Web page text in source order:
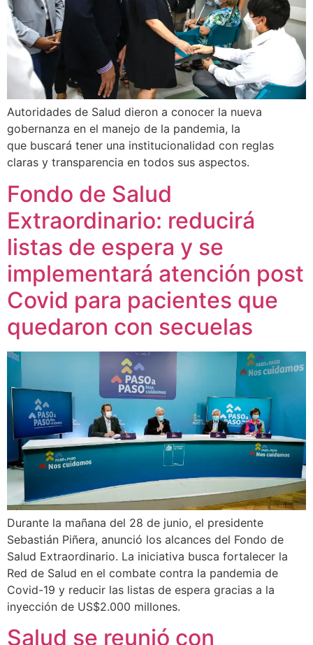
Autoridades de Salud dieron a conocer la nueva
gobernanza en el manejo de la pandemia, la
que buscará tener una institucionalidad con reglas
claras y transparencia en todos sus aspectos.
Fondo de Salud
Extraordinario: reducirá
listas de espera y se
implementará atención post
Covid para pacientes que
quedaron con secuelas
Durante la mañana del 28 de junio, el presidente
Sebastián Piñera, anunció los alcances del Fondo de
Salud Extraordinario. La iniciativa busca fortalecer la
Red de Salud en el combate contra la pandemia de
Covid-19 y reducir las listas de espera gracias a la
inyección de US$2.000 millones.
Salud se reunió con